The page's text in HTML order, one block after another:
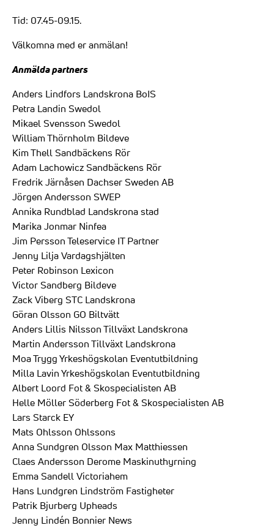
Tid: 07.45-09.15.
Välkomna med er anmälan!
Anmälda partners
Anders Lindfors Landskrona BoIS
Petra Landin Swedol
Mikael Svensson Swedol
William Thörnholm Bildeve
Kim Thell Sandbäckens Rör
Adam Lachowicz Sandbäckens Rör
Fredrik Järnåsen Dachser Sweden AB
Jörgen Andersson SWEP
Annika Rundblad Landskrona stad
Marika Jonmar Ninfea
Jim Persson Teleservice IT Partner
Jenny Lilja Vardagshjälten
Peter Robinson Lexicon
Victor Sandberg Bildeve
Zack Viberg STC Landskrona
Göran Olsson GO Biltvätt
Anders Lillis Nilsson Tillväxt Landskrona
Martin Andersson Tillväxt Landskrona
Moa Trygg Yrkeshögskolan Eventutbildning
Milla Lavin Yrkeshögskolan Eventutbildning
Albert Loord Fot & Skospecialisten AB
Helle Möller Söderberg Fot & Skospecialisten AB
Lars Starck EY
Mats Ohlsson Ohlssons
Anna Sundgren Olsson Max Matthiessen
Claes Andersson Derome Maskinuthyrning
Emma Sandell Victoriahem
Hans Lundgren Lindström Fastigheter
Patrik Bjurberg Upheads
Jenny Lindén Bonnier News